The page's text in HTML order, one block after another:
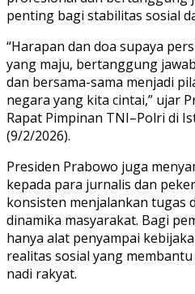
penting bagi stabilitas sosial
“Harapan dan doa supaya
yang maju, bertanggung
dan bersama-sama menjadi
negara yang kita cintai,” ujar
Rapat Pimpinan TNI–Polri di
(9/2/2026).
Presiden Prabowo juga
kepada para jurnalis dan
konsisten menjalankan tugas
dinamika masyarakat. Bagi
hanya alat penyampai
realitas sosial yang
nadi rakyat.